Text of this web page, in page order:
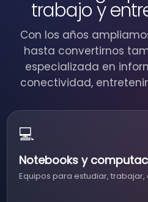
trabajo y
Con los años
hasta convertirnos
especializada en
conectividad,
💻
Notebooks y
Equipos para estudiar, trabajar,